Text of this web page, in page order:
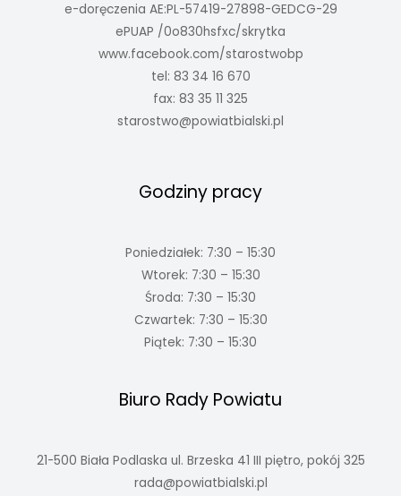
e-doręczenia AE:PL-57419-27898-GEDCG-29
ePUAP /0o830hsfxc/skrytka
www.facebook.com/starostwobp
tel: 83 34 16 670
fax: 83 35 11 325
starostwo@powiatbialski.pl
Godziny pracy
Poniedziałek: 7:30 – 15:30
Wtorek: 7:30 – 15:30
Środa: 7:30 – 15:30
Czwartek: 7:30 – 15:30
Piątek: 7:30 – 15:30
Biuro Rady Powiatu
21-500 Biała Podlaska ul. Brzeska 41 III piętro, pokój 325
rada@powiatbialski.pl